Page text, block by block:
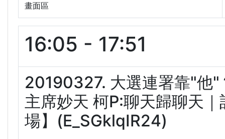
畫面區
16:05 - 17:51
20190327. 大選連署靠"他
主席妙天 柯P:聊天歸聊天
場】(E_SGklqIR24)